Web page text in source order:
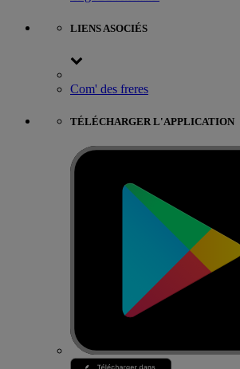
LIENS ASOCIÉS
Com' des freres
TÉLÉCHARGER L'APPLICATION